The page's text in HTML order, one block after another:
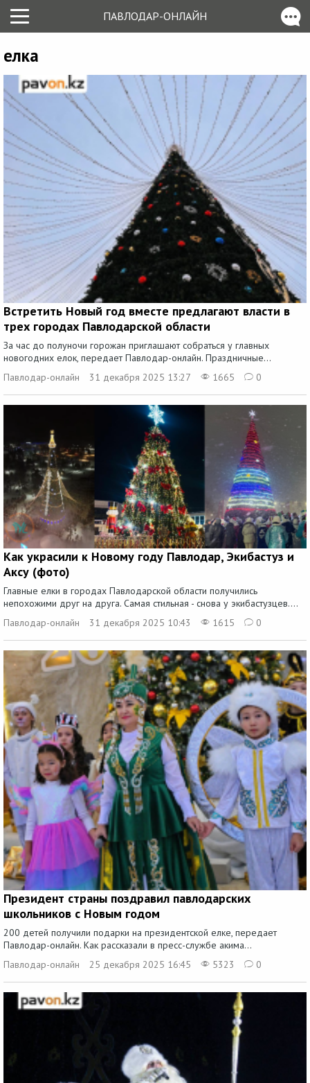
ПАВЛОДАР-ОНЛАЙН
елка
Встретить Новый год вместе предлагают власти в
трех городах Павлодарской области
За час до полуночи горожан приглашают собраться у главных
новогодних елок, передает Павлодар-онлайн. Праздничные...
Павлодар-онлайн
31 декабря 2025 13:27 1665 0
Как украсили к Новому году Павлодар, Экибастуз и
Аксу (фото)
Главные елки в городах Павлодарской области получились
непохожими друг на друга. Самая стильная - снова у экибастузцев....
Павлодар-онлайн
31 декабря 2025 10:43 1615 0
Президент страны поздравил павлодарских
школьников с Новым годом
200 детей получили подарки на президентской елке, передает
Павлодар-онлайн. Как рассказали в пресс-службе акима...
Павлодар-онлайн
25 декабря 2025 16:45 5323 0